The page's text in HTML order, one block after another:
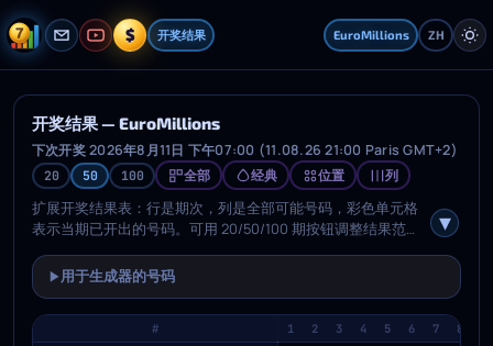
$ 开奖结果 EuroMillions ZH
开奖结果 — EuroMillions
下次开奖 2026年8月11日 下午07:00 (11.08.26 21:00 Paris GMT+2)
20 50 100 全部 经典 位置 列
扩展开奖结果表：行是期次，列是全部可能号码，彩色单元格
表示当期已开出的号码。可用 20/50/100 期按钮调整结果范
色），位置视图按排序后的位置分别着色（3 套配色）。上方
按钮可切换视图与配色。“列”按钮每 10 个号码显示一条竖向辅
助线；“信息”按钮可在左侧列切换显示期号、日期或二者加开
奖号码可视化。
▶ 用于生成器的号码
# 1 2 3 4 5 6 7 8